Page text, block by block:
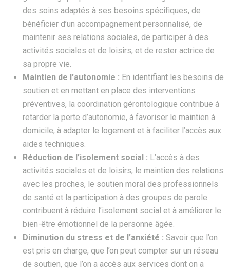
des soins adaptés à ses besoins spécifiques, de
bénéficier d’un accompagnement personnalisé, de
maintenir ses relations sociales, de participer à des
activités sociales et de loisirs, et de rester actrice de
sa propre vie.
Maintien de l’autonomie : En identifiant les besoins de
soutien et en mettant en place des interventions
préventives, la coordination gérontologique contribue à
retarder la perte d’autonomie, à favoriser le maintien à
domicile, à adapter le logement et à faciliter l’accès aux
aides techniques.
Réduction de l’isolement social : L’accès à des
activités sociales et de loisirs, le maintien des relations
avec les proches, le soutien moral des professionnels
de santé et la participation à des groupes de parole
contribuent à réduire l’isolement social et à améliorer le
bien-être émotionnel de la personne âgée.
Diminution du stress et de l’anxiété : Savoir que l’on
est pris en charge, que l’on peut compter sur un réseau
de soutien, que l’on a accès aux services dont on a